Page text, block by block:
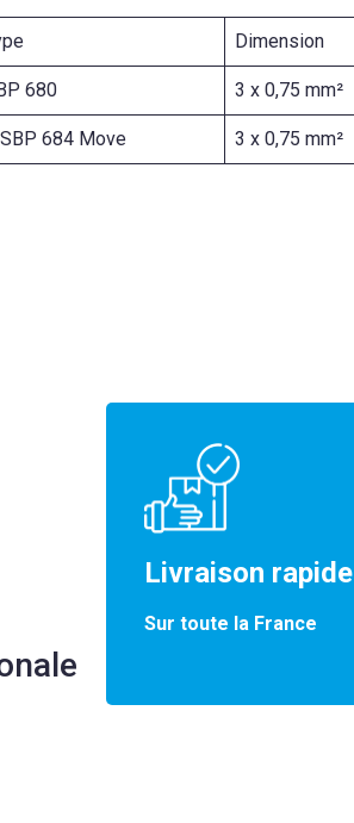
Dimension
680 3 x 0,75 mm²
684 Move 3 x 0,75 mm²
Livraison rapide
Sur toute la France